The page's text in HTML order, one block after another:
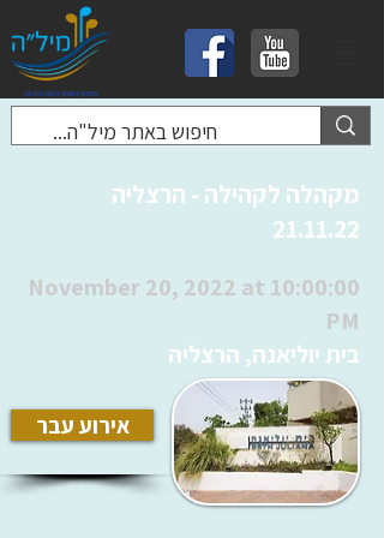
מקהלה לקהילה - הרצליה
21.11.22
November 20, 2022 at 10:00:00
PM
בית יוליאנה, הרצליה
אירוע עבר